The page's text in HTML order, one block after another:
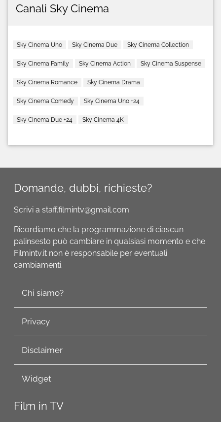
Canali Sky Cinema
Sky Cinema Uno Sky Cinema Due Sky Cinema Collection
Sky Cinema Family Sky Cinema Action Sky Cinema Suspense
Sky Cinema Romance Sky Cinema Drama
Sky Cinema Comedy Sky Cinema Uno +24
Sky Cinema Due +24 Sky Cinema 4K
Domande, dubbi, richieste?
Scrivi a staff.filmintv@gmail.com
Ricordiamo che la programmazione di ciascun
palinsesto può cambiare in qualsiasi momento e che
Filmintv.it non è responsabile per eventuali
cambiamenti.
Chi siamo?
Privacy
Disclaimer
Widget
Film in TV